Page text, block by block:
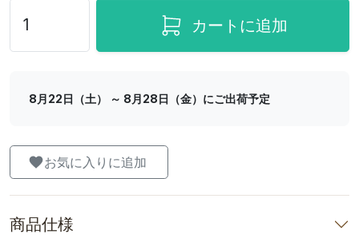
カートに追加
8月22日（土） ～ 8月28日（金）にご出荷予定
お気に入りに追加
商品仕様